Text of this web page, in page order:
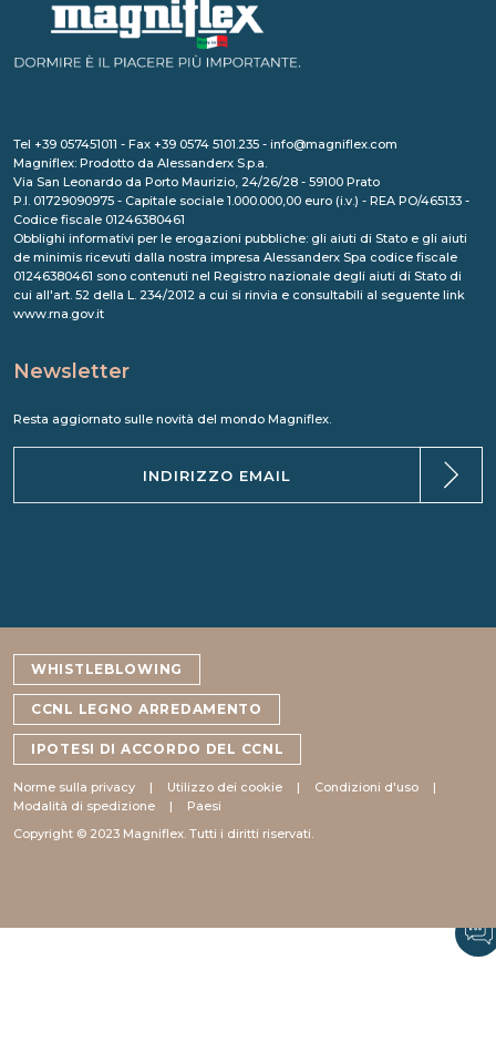
Tel +39 057451011 - Fax +39 0574 5101.235 - info@magniflex.com
Magniflex: Prodotto da Alessanderx S.p.a.
Via San Leonardo da Porto Maurizio, 24/26/28 - 59100 Prato
P.I. 01729090975 - Capitale sociale 1.000.000,00 euro (i.v.) - REA PO/465133 -
Codice fiscale 01246380461
Obblighi informativi per le erogazioni pubbliche: gli aiuti di Stato e gli aiuti
de minimis ricevuti dalla nostra impresa Alessanderx Spa codice fiscale
01246380461 sono contenuti nel Registro nazionale degli aiuti di Stato di
cui all'art. 52 della L. 234/2012 a cui si rinvia e consultabili al seguente link
www.rna.gov.it
Newsletter
Resta aggiornato sulle novità del mondo Magniflex.
WHISTLEBLOWING
CCNL LEGNO ARREDAMENTO
IPOTESI DI ACCORDO DEL CCNL
Norme sulla privacy Utilizzo dei cookie
Condizioni d'uso
Modalità di spedizione
Paesi
Copyright © 2023 Magniflex. Tutti i diritti riservati.